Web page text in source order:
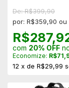
De: R$399,90
por: R$359,90 ou
com 20% OFF
Economize:
12 x de R$29,99